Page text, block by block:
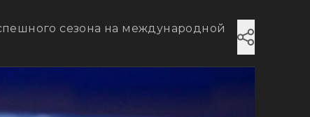
сезона на международной